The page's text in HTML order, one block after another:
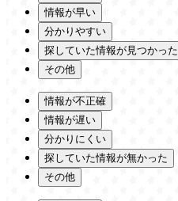
情報が早い
分かりやすい
探していた情報が見つかった
その他
情報が不正確
情報が遅い
分かりにくい
探していた情報が無かった
その他